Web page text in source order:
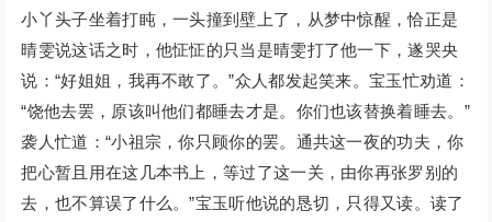
小丫头子坐着打盹，一头撞到壁上了，从梦中惊醒，恰正是
晴雯说这话之时，他怔怔的只当是晴雯打了他一下，遂哭央
说：“好姐姐，我再不敢了。”众人都发起笑来。宝玉忙劝道：
“饶他去罢，原该叫他们都睡去才是。你们也该替换着睡去。”
袭人忙道：“小祖宗，你只顾你的罢。通共这一夜的功夫，你
把心暂且用在这几本书上，等过了这一关，由你再张罗别的
去，也不算误了什么。”宝玉听他说的恳切，只得又读。读了